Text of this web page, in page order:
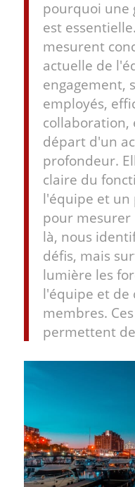
pourquoi une
est
mesurent
actuelle de
engagement,
employés,
collaboration,
départ d'un
profondeur.
claire du
l'équipe et un
pour mesurer
là, nous
défis, mais
lumière les
l'équipe et de
membres.
permettent